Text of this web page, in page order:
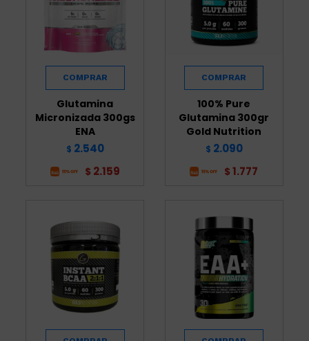
Glutamina
Micronizada 300gs
ENA
$ 2.540
$ 2.159
100% Pure
Glutamina 300gr
Gold Nutrition
$ 2.090
$ 1.777